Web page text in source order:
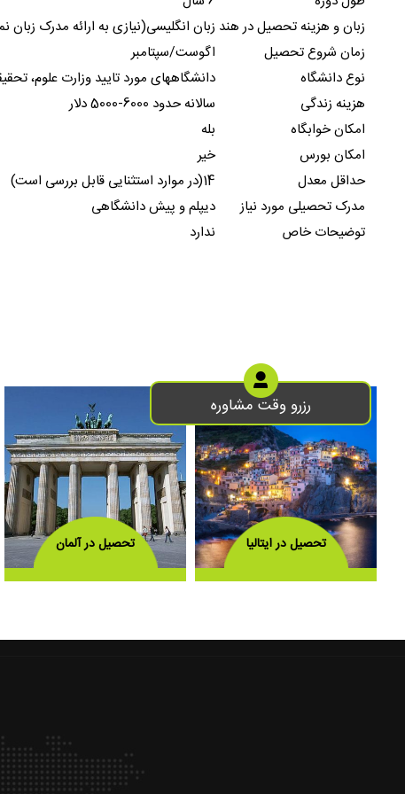
زبان انگلیسی(نیازی به ارائه مدرک زبان زبان و هزینه تحصیل در هند
اگوست/سپتامبر
زمان شروع تحصیل
دانشگاههای مورد تایید وزارت علوم،
نوع دانشگاه
سالانه حدود 6000-5000 دلار
هزینه زندگی
بله
امکان خوابگاه
خیر
امکان بورس
14(در موارد استثنایی قابل بررسی است)
حداقل معدل
دیپلم و پیش دانشگاهی
مدرک تحصیلی مورد نیاز
ندارد
توضیحات خاص
تحصیل در ایتالیا تحصیل در آلمان
رزرو وقت مشاوره